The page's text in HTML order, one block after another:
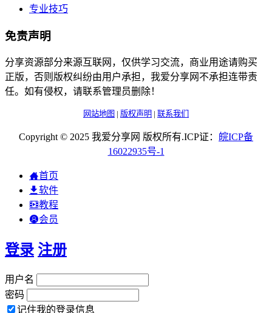
专业技巧
免责声明
分享资源部分来源互联网，仅供学习交流，商业用途请购买
正版，否则版权纠纷由用户承担，我爱分享网不承担连带责
任。如有侵权，请联系管理员删除！
网站地图 | 版权声明 | 联系我们
Copyright © 2025 我爱分享网 版权所有.ICP证： 皖ICP备
16022935号-1
首页
软件
教程
会员
登录 注册
用户名
密码
记住我的登录信息